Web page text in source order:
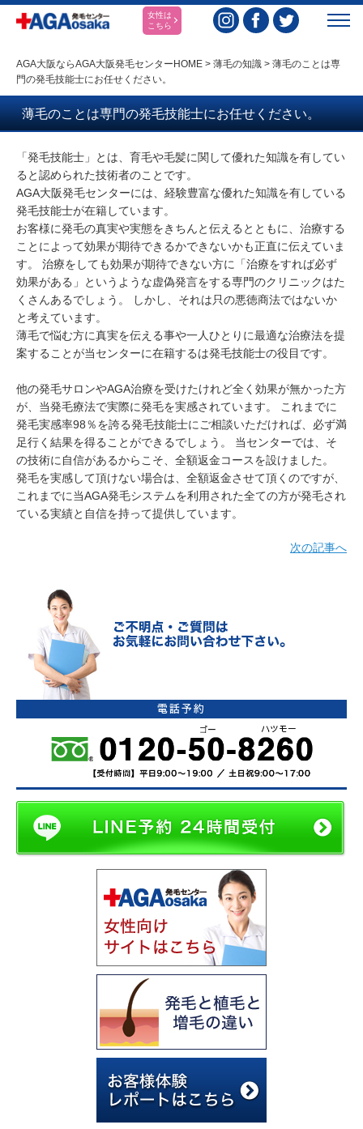
女性は
こちら
AGA大阪ならAGA大阪発毛センターHOME > 薄毛の知識 > 薄毛のことは専
門の発毛技能士にお任せください。
薄毛のことは専門の発毛技能士にお任せください。
「発毛技能士」とは、育毛や毛髪に関して優れた知識を有してい
ると認められた技術者のことです。
AGA大阪発毛センターには、経験豊富な優れた知識を有している
発毛技能士が在籍しています。
お客様に発毛の真実や実態をきちんと伝えるとともに、治療する
ことによって効果が期待できるかできないかも正直に伝えていま
す。 治療をしても効果が期待できない方に「治療をすれば必ず
効果がある」というような虚偽発言をする専門のクリニックはた
くさんあるでしょう。 しかし、それは只の悪徳商法ではないか
と考えています。
薄毛で悩む方に真実を伝える事や一人ひとりに最適な治療法を提
案することが当センターに在籍するは発毛技能士の役目です。
他の発毛サロンやAGA治療を受けたけれど全く効果が無かった方
が、当発毛療法で実際に発毛を実感されています。 これまでに
発毛実感率98％を誇る発毛技能士にご相談いただければ、必ず満
足行く結果を得ることができるでしょう。 当センターでは、そ
の技術に自信があるからこそ、全額返金コースを設けました。
発毛を実感して頂けない場合は、全額返金させて頂くのですが、
これまでに当AGA発毛システムを利用された全ての方が発毛され
ている実績と自信を持って提供しています。
次の記事へ